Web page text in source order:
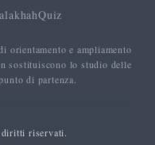
Quiz
orientamento e ampliamento
sostituiscono lo studio delle
di partenza.
riservati.